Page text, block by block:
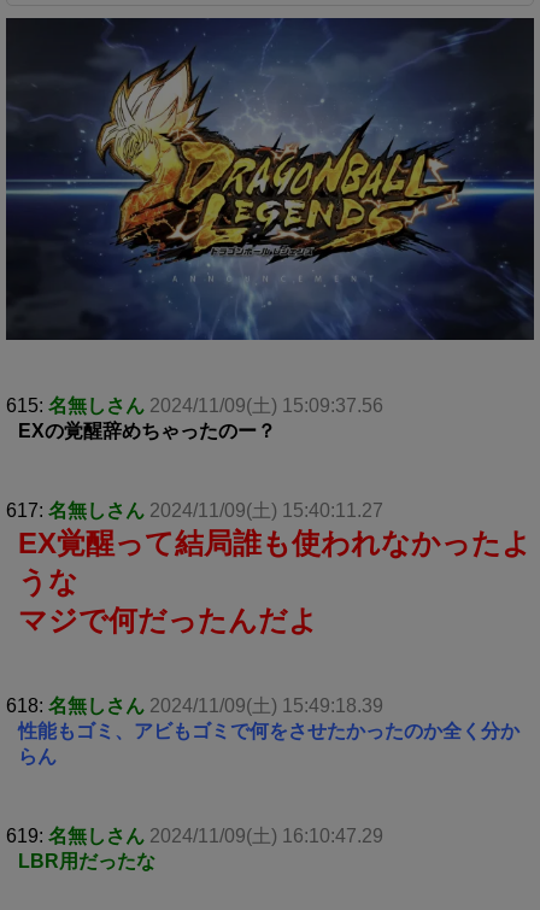
615: 名無しさん 2024/11/09(土) 15:09:37.56
EXの覚醒辞めちゃったのー？
617: 名無しさん 2024/11/09(土) 15:40:11.27
EX覚醒って結局誰も使われなかったよ
うな
マジで何だったんだよ
618: 名無しさん 2024/11/09(土) 15:49:18.39
性能もゴミ、アビもゴミで何をさせたかったのか全く分か
らん
619: 名無しさん 2024/11/09(土) 16:10:47.29
LBR用だったな